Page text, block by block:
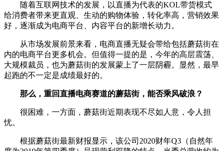
随着互联网技术的发展，以直播为代表的KOL带货模式
给消费者带来更直观、生动的购物体验，转化率高，营销效果
好，逐渐成为电商平台、内容平台的新增长动力。
从市场发展前景来看，电商直播无疑会带给包括蘑菇街在
内的电商平台更多机会。但值得一提的是，今年的高层震荡、
大规模裁员，也为蘑菇街的发展蒙上了一层阴霾。显然，最早
起跑的不一定是成绩最好的。
那么，重回直播电商赛道的蘑菇街，能否乘风破浪？
很困难，一方面，蘑菇街近期表现不尽如人意，令人担
忧。
根据蘑菇街最新财报显示，该公司2020财年Q3（自然年